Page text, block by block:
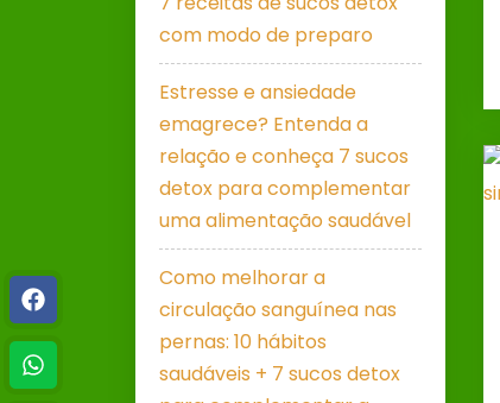
com modo de preparo
Estresse e ansiedade
emagrece? Entenda a
relação e conheça 7 sucos
detox para complementar
uma alimentação saudável
Como melhorar a
circulação sanguínea nas
pernas: 10 hábitos
saudáveis + 7 sucos detox